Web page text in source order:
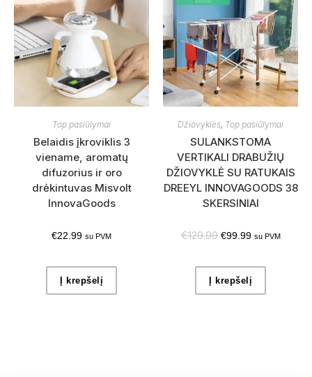
Top pasiūlymai
Belaidis įkroviklis 3
viename, aromatų
difuzorius ir oro
drėkintuvas Misvolt
InnovaGoods
€22.99 su PVM
Į krepšelį
Džiovyklės, Top pasiūlymai
SULANKSTOMA
VERTIKALI DRABUŽIŲ
DŽIOVYKLĖ SU RATUKAIS
DREEYL INNOVAGOODS 38
SKERSINIAI
€129.99 €99.99 su PVM
Į krepšelį